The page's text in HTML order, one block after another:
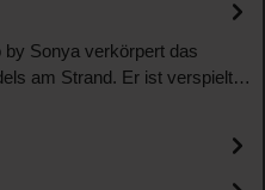
Sonya verkörpert das
am Strand. Er ist verspielt…